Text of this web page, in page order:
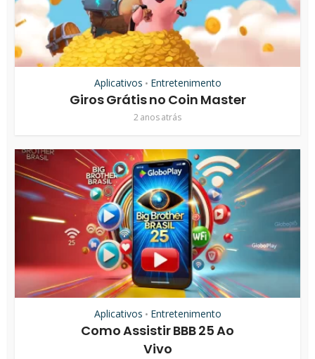
Aplicativos • Entretenimento
Giros Grátis no Coin Master
2 anos atrás
Aplicativos • Entretenimento
Como Assistir BBB 25 Ao
Vivo